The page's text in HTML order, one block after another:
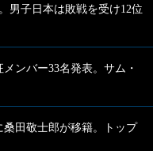
男子日本は敗戦を受け12位
ンバー33名発表。サム・
田敬士郎が移籍。トップ